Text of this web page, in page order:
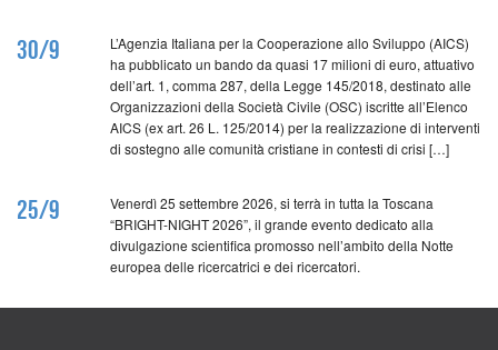
30/9
L’Agenzia Italiana per la Cooperazione allo Sviluppo (AICS)
ha pubblicato un bando da quasi 17 milioni di euro, attuativo
dell’art. 1, comma 287, della Legge 145/2018, destinato alle
Organizzazioni della Società Civile (OSC) iscritte all’Elenco
AICS (ex art. 26 L. 125/2014) per la realizzazione di interventi
di sostegno alle comunità cristiane in contesti di crisi […]
25/9
Venerdì 25 settembre 2026, si terrà in tutta la Toscana
“BRIGHT-NIGHT 2026”, il grande evento dedicato alla
divulgazione scientifica promosso nell’ambito della Notte
europea delle ricercatrici e dei ricercatori.